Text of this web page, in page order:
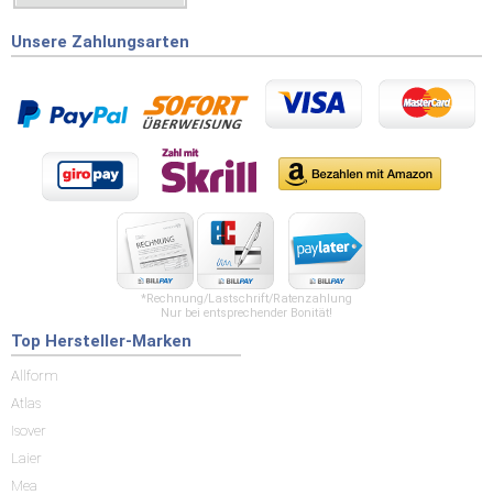
Unsere Zahlungsarten
*Rechnung/Lastschrift/Ratenzahlung
Nur bei entsprechender Bonität!
Top Hersteller-Marken
Allform
Atlas
Isover
Laier
Mea